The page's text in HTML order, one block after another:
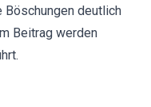
deutlich
Beitrag werden